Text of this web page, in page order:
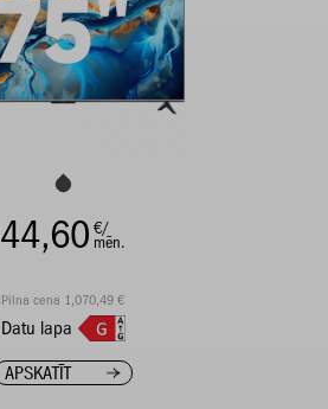
44,60 €/
mēn.
Pilna cena 1,070,49 €
Datu lapa
APSKATĪT